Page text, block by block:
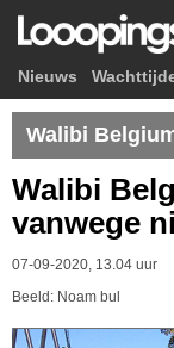
Nieuws
Walibi
Walibi
vanwege
07-09-2020, 13.04 uur
Beeld: Noam bul